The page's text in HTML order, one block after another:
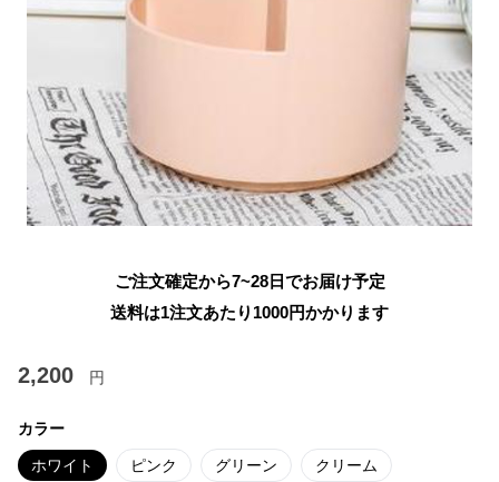
ご注文確定から7~28日でお届け予定
送料は1注文あたり 1000円かかります
2,200 円
カラー
ホワイト ピンク グリーン クリーム